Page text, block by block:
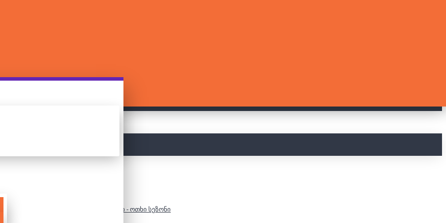
2000 დეტალიანი ფაზლი - ოთხი სეზონი